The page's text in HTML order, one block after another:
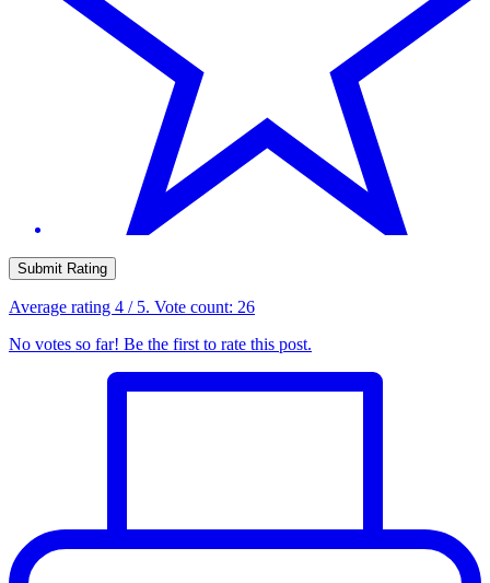
Submit Rating
Average rating 4 / 5. Vote count: 26
No votes so far! Be the first to rate this post.